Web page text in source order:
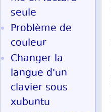
seule
Problème de
couleur
Changer la
langue d'un
clavier sous
xubuntu